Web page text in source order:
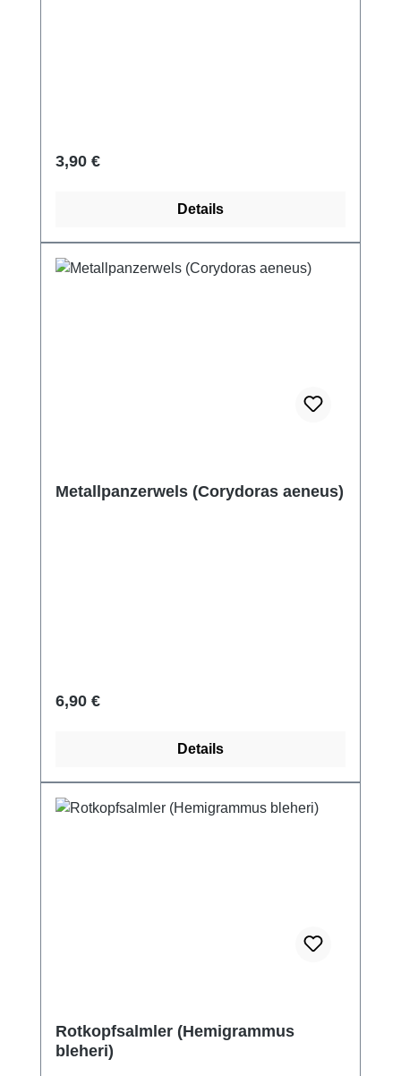
Regulärer Preis:
3,90 €
Details
Metallpanzerwels (Corydoras aeneus)
Regulärer Preis:
6,90 €
Details
Rotkopfsalmler (Hemigrammus
bleheri)